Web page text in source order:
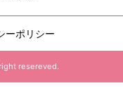
ーポリシー
resereved.